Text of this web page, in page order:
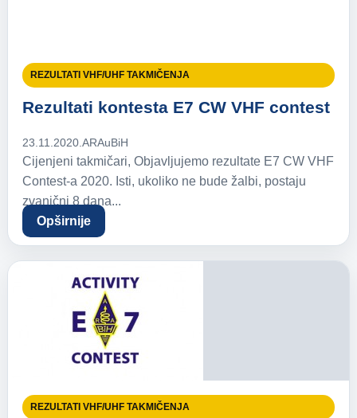
REZULTATI VHF/UHF TAKMIČENJA
Rezultati kontesta E7 CW VHF contest
23.11.2020. ARAuBiH
Cijenjeni takmičari, Objavljujemo rezultate E7 CW VHF
Contest-a 2020. Isti, ukoliko ne bude žalbi, postaju
zvanični 8 dana...
Opširnije
REZULTATI VHF/UHF TAKMIČENJA